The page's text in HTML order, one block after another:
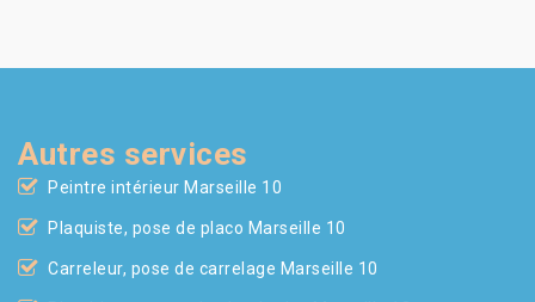
Autres services
Peintre intérieur Marseille 10
Plaquiste, pose de placo Marseille 10
Carreleur, pose de carrelage Marseille 10